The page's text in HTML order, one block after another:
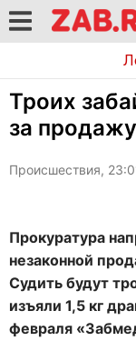
Троих
за
Происшествия,
Прокуратура
незаконной
Судить будут
изъяли 1,5 кг
февраля